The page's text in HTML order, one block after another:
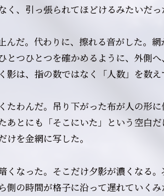
く、引っ張られてほどけるみたいだっ
んだ。代わりに、擦れる音がした。
とつひとつを確かめるように、外側
影は、指の数ではなく「人数」を数え
たわんだ。吊り下がった布が人の形
あとにも「そこにいた」という空白
を金網に写した。
くなった。そこだけ夕影が濃くなる
側の時間が格子に沿って遅れていくみ